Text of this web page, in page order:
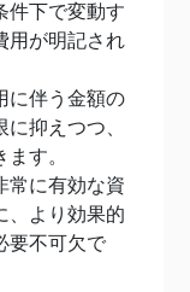
件下で変動す
用が明記され
に伴う金額の
抑えつつ、
す。
常に有効な資
、より効果的
要不可欠で